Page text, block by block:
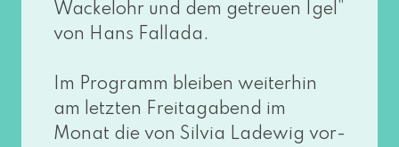
Wackelohr und dem getreu­en Igel”
von Hans Fallada.
Im Programm blei­ben wei­ter­hin
am letz­ten Freitagabend im
Monat die von Silvia Ladewig vor­